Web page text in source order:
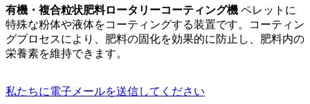
有機・複合粒状肥料ロータリーコーティング機 ペレットに
特殊な粉体や液体をコーティングする装置です。コーティン
グプロセスにより、肥料の固化を効果的に防止し、肥料内の
栄養素を維持できます。
私たちに電子メールを送信してください